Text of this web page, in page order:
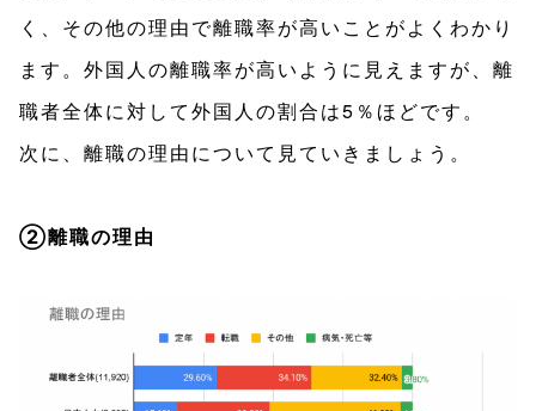
く、その他の理由で離職率が高いことがよくわかり
ます。外国人の離職率が高いように見えますが、離
職者全体に対して外国人の割合は5％ほどです。
次に、離職の理由について見ていきましょう。
②離職の理由